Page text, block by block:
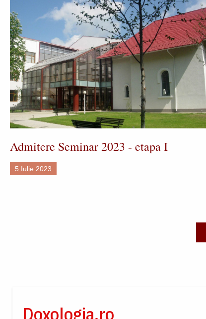
Admitere Seminar 2023 - etapa I
5 Iulie 2023
Doxologia.ro